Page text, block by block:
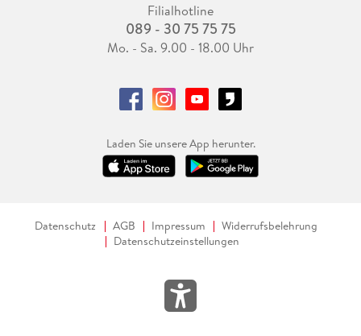
Filialhotline
089 - 30 75 75 75
Mo. - Sa. 9.00 - 18.00 Uhr
Laden Sie unsere App herunter.
Datenschutz AGB Impressum
Widerrufsbelehrung
Datenschutzeinstellungen